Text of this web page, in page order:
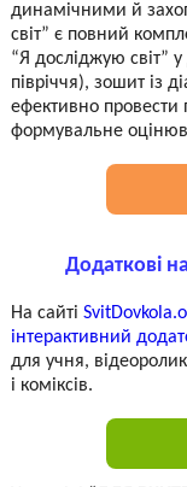
динамічними й
світ” є повний
“Я досліджую світ”
півріччя), зошит із
ефективно провести
формувальне
Додаткові
На сайті
інтерактивний
для учня,
і коміксів.